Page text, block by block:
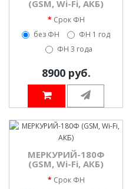
(GSM, Wi-Fi, АКБ)
Срок ФН
без ФН
ФН 1 год
ФН 3 года
8900 руб.
МЕРКУРИЙ-180Ф
(GSM, Wi-Fi, АКБ)
Срок ФН